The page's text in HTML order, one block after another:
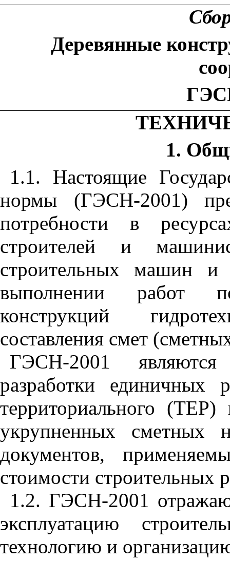
Деревянные
1.
1.1. Настоящие
нормы (ГЭСН-2001)
потребности в
строителей и
строительных машин и
выполнении работ
конструкций
составления смет
ГЭСН-2001
разработки единичных
территориального
укрупненных сметных
документов,
стоимости строительных
1.2. ГЭСН-2001
эксплуатацию
технологию и